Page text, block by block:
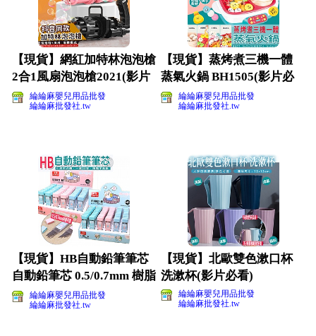
【現貨】網紅加特林泡泡槍
2合1風扇泡泡槍2021(影片
必看)綸綸麻嬰兒用品批發
綸綸麻批發社.tw
【現貨】蒸烤煮三機一體
蒸氣火鍋 BH1505(影片必
看)
綸綸麻嬰兒用品批發
綸綸麻批發社.tw
【現貨】HB自動鉛筆筆芯
自動鉛筆芯 0.5/0.7mm 樹脂
不易斷綸綸麻嬰兒用品批發
綸綸麻批發社.tw
【現貨】北歐雙色漱口杯
洗漱杯(影片必看)
綸綸麻嬰兒用品批發
綸綸麻批發社.tw